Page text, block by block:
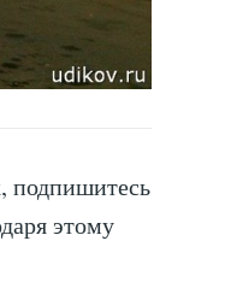
подпишитесь
этому